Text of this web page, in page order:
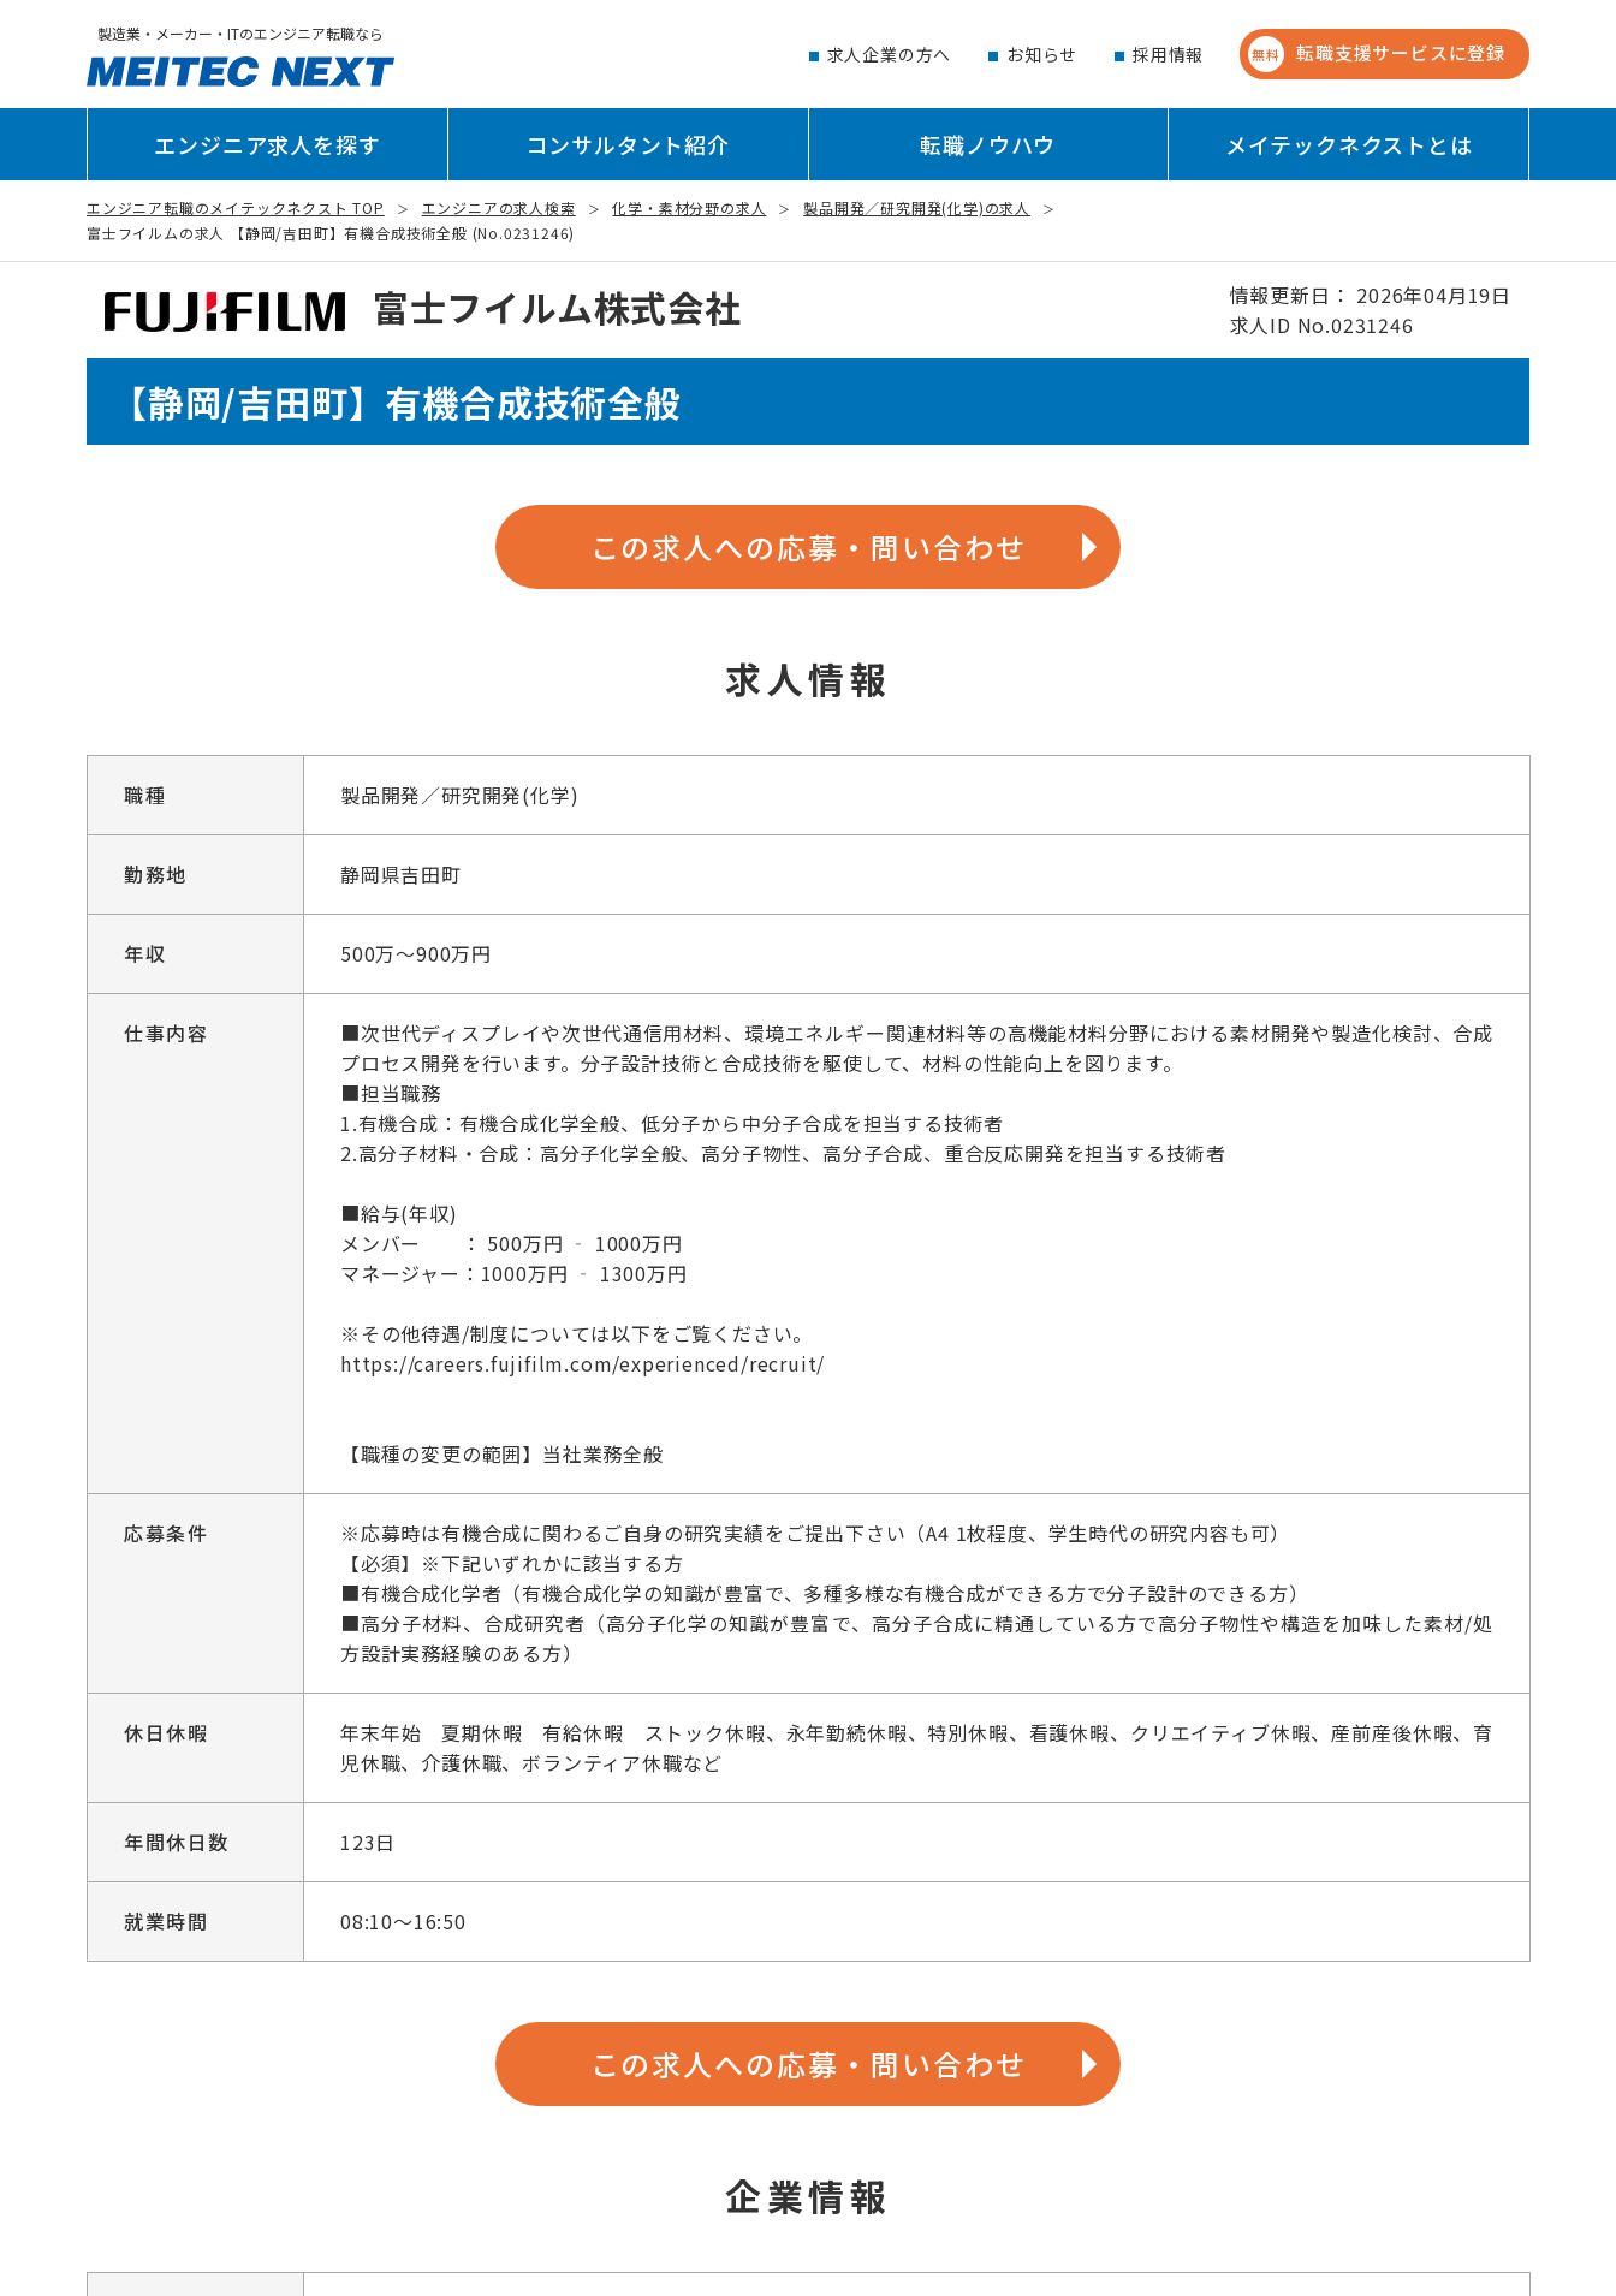
製造業・メーカー・ITのエンジニア転職なら
求人企業の方へ お知らせ 採用情報 無料 転職支援サービスに登録
エンジニア求人を探す コンサルタント紹介 転職ノウハウ メイテックネクストとは
エンジニア転職のメイテックネクスト TOP エンジニアの求人検索 化学・素材分野の求人
製品開発／研究開発(化学)の求人
富士フイルムの求人 【静岡/吉田町】有機合成技術全般 (No.0231246)
富士フイルム株式会社
情報更新日： 2026年04月19日
求人ID No.0231246
【静岡/吉田町】有機合成技術全般
この求人への応募・問い合わせ
求人情報
職種 製品開発／研究開発(化学)
勤務地 静岡県吉田町
年収 500万～900万円
仕事内容
■次世代ディスプレイや次世代通信用材料、環境エネルギー関連材料等の高機能材料分野における素材開発や製造化検討、合成
プロセス開発を行います。分子設計技術と合成技術を駆使して、材料の性能向上を図ります。
■担当職務
1.有機合成：有機合成化学全般、低分子から中分子合成を担当する技術者
2.高分子材料・合成：高分子化学全般、高分子物性、高分子合成、重合反応開発を担当する技術者
■給与(年収)
メンバー ： 500万円 ‐ 1000万円
マネージャー：1000万円 ‐ 1300万円
※その他待遇/制度については以下をご覧ください。
https://careers.fujifilm.com/experienced/recruit/
【職種の変更の範囲】当社業務全般
応募条件
※応募時は有機合成に関わるご自身の研究実績をご提出下さい（A4 1枚程度、学生時代の研究内容も可）
【必須】※下記いずれかに該当する方
■有機合成化学者（有機合成化学の知識が豊富で、多種多様な有機合成ができる方で分子設計のできる方）
■高分子材料、合成研究者（高分子化学の知識が豊富で、高分子合成に精通している方で高分子物性や構造を加味した素材/処
方設計実務経験のある方）
休日休暇
年末年始 夏期休暇 有給休暇 ストック休暇、永年勤続休暇、特別休暇、看護休暇、クリエイティブ休暇、産前産後休暇、育
児休職、介護休職、ボランティア休職など
年間休日数 123日
就業時間 08:10～16:50
この求人への応募・問い合わせ
企業情報